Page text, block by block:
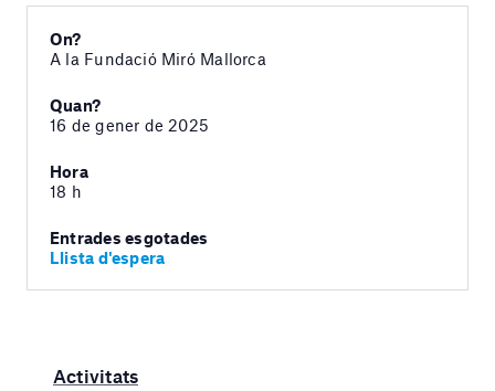
On?
A la Fundació Miró Mallorca
Quan?
16 de gener de 2025
Hora
18 h
Entrades esgotades
Llista d'espera
Activitats